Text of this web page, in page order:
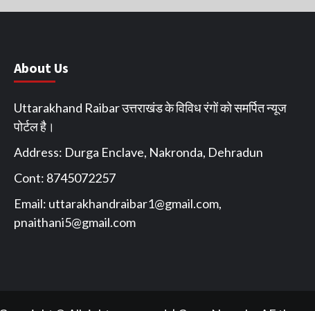
About Us
Uttarakhand Raibar उत्तराखंड के विविध रंगों को समर्पित न्यूज
पोर्टल है।
Address: Durga Enclave, Nakronda, Dehradun
Cont: 8745072257
Email: uttarakhandraibar1@gmail.com,
pnaithani5@gmail.com